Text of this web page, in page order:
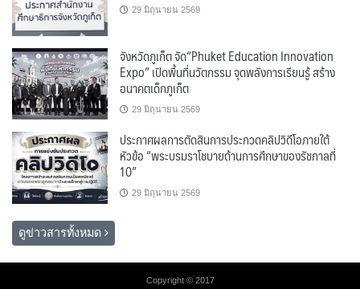
29 มิถุนายน 2569
จังหวัดภูเก็ต จัด“Phuket Education Innovation
Expo” เปิดพื้นที่นวัตกรรม จุดพลังการเรียนรู้ สร้าง
อนาคตเด็กภูเก็ต
29 มิถุนายน 2569
ประกาศผลการตัดสินการประกวดคลิปวิดีโอภายใต้
หัวข้อ “พระบรมราโชบายด้านการศึกษาของรัชกาลที่
10”
29 มิถุนายน 2569
ดูข่าวสารทั้งหมด
Copyright © 2017